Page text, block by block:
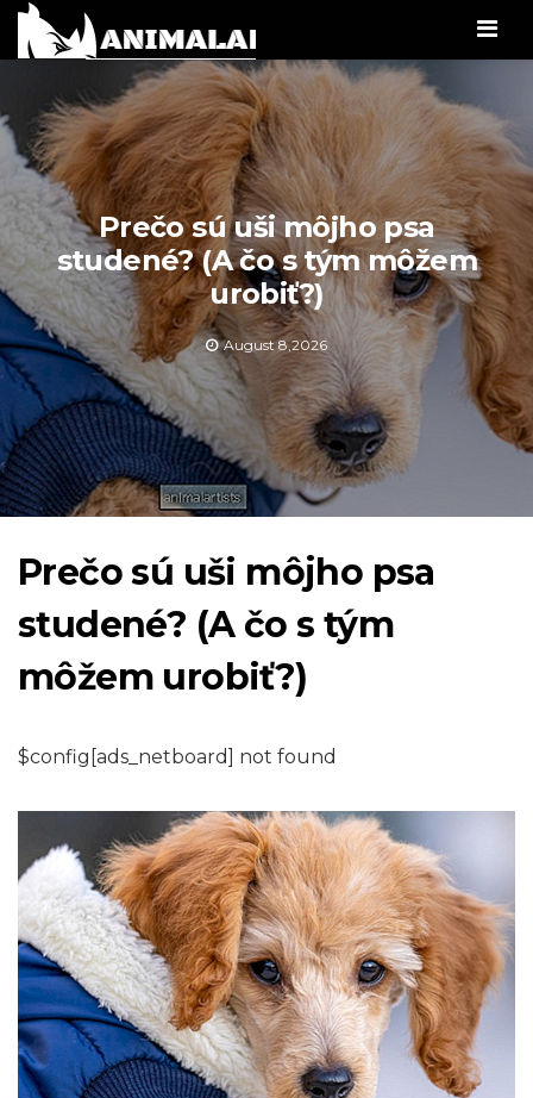
Prečo sú uši môjho psa
studené? (A čo s tým môžem
urobiť?)
August 8,2026
Prečo sú uši môjho psa
studené? (A čo s tým
môžem urobiť?)
$config[ads_netboard] not found